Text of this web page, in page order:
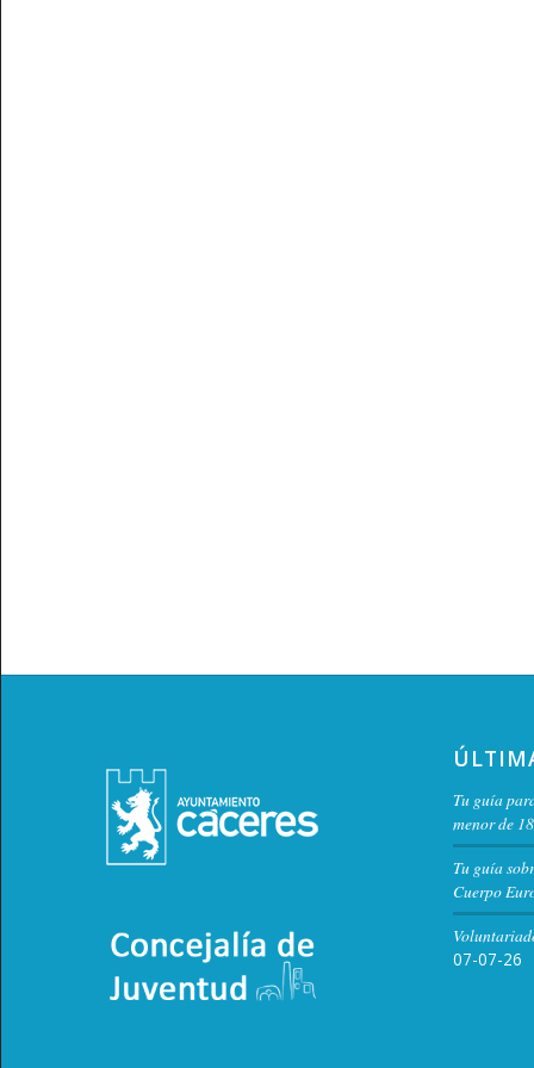
Tu guía
menor de
Tu guía
Cuerpo
07-07-26